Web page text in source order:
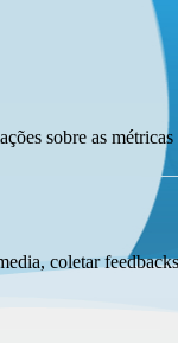
sobre as
coletar